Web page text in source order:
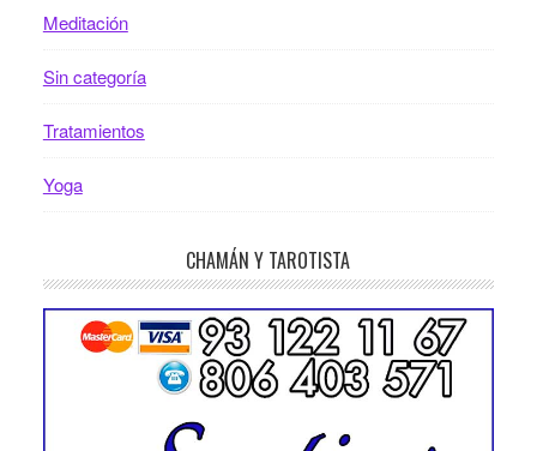
Meditación
Sin categoría
Tratamientos
Yoga
CHAMÁN Y TAROTISTA